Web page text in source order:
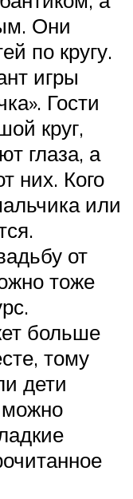
Они
по кругу.
игры
Гости
круг,
глаза, а
них. Кого
или
от
тоже
больше
тому
дети